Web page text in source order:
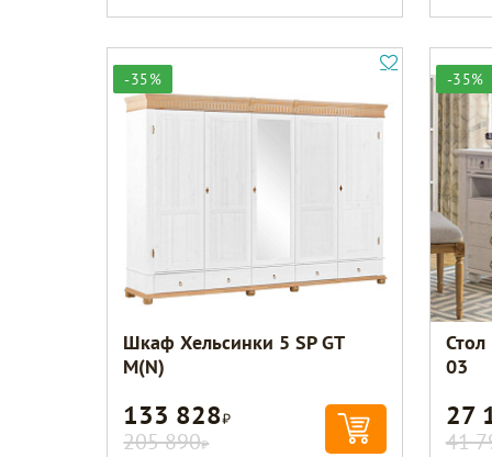
-35%
Шкаф Хельсинки 5 SP GT
M(N)
133 828Р
205 890Р
-35%
03
27
41